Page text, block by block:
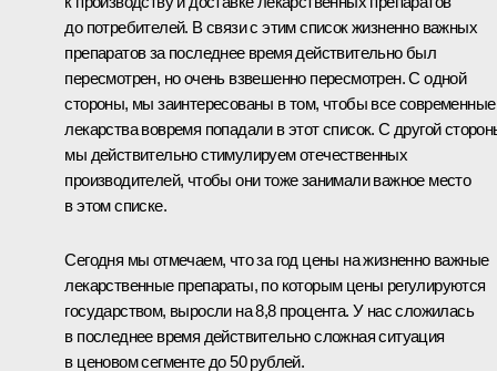
до потребителей. В связи с этим список жизненно важных
препаратов за последнее время действительно был
пересмотрен, но очень взвешенно пересмотрен. С одной
стороны, мы заинтересованы в том, чтобы все современные
лекарства вовремя попадали в этот список. С другой
мы действительно стимулируем отечественных
производителей, чтобы они тоже занимали важное место
в этом списке.
Сегодня мы отмечаем, что за год цены на жизненно важные
лекарственные препараты, по которым цены регулируются
государством, выросли на 8,8 процента. У нас сложилась
в последнее время действительно сложная ситуация
в ценовом сегменте до 50 рублей.